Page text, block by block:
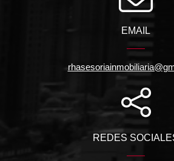
EMAIL
REDES